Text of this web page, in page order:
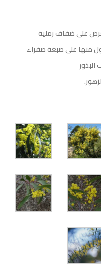
على ضفاف رملية
منها على صبغة صفراء